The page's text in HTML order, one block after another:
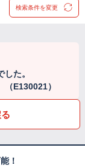
検索条件を変更
た。
E130021）
！